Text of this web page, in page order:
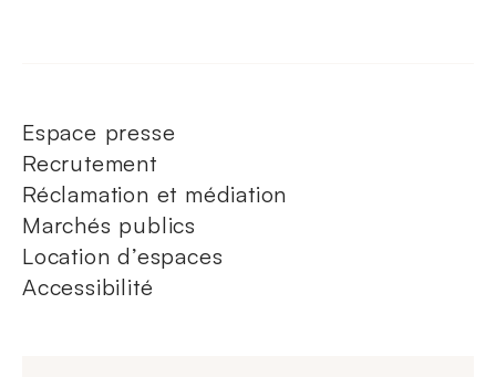
Espace presse
Recrutement
Réclamation et médiation
Marchés publics
Location d’espaces
Accessibilité